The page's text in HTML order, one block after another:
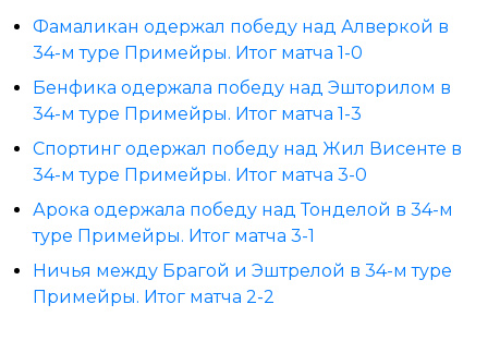
Фамаликан одержал победу над Алверкой в
34-м туре Примейры. Итог матча 1-0
Бенфика одержала победу над Эшторилом в
34-м туре Примейры. Итог матча 1-3
Спортинг одержал победу над Жил Висенте в
34-м туре Примейры. Итог матча 3-0
Арока одержала победу над Тонделой в 34-м
туре Примейры. Итог матча 3-1
Ничья между Брагой и Эштрелой в 34-м туре
Примейры. Итог матча 2-2